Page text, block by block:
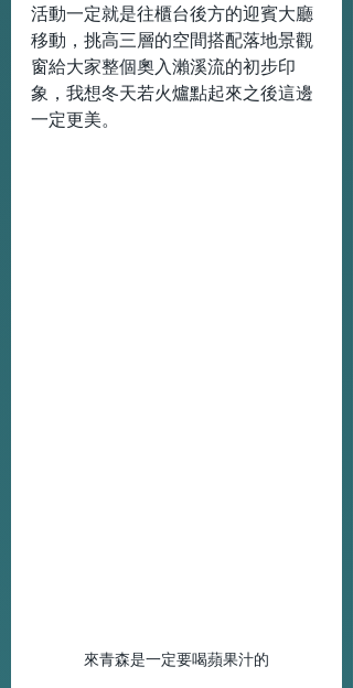
活動一定就是往櫃台後方的迎賓大廳
移動，挑高三層的空間搭配落地景觀
窗給大家整個奧入瀨溪流的初步印
象，我想冬天若火爐點起來之後這邊
一定更美。
來青森是一定要喝蘋果汁的